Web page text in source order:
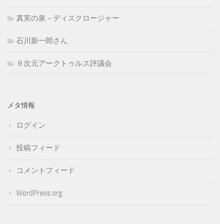
真実の泉－ディスクロージャー
石川新一郎さん
９次元アークトゥルス評議会
メタ情報
ログイン
投稿フィード
コメントフィード
WordPress.org